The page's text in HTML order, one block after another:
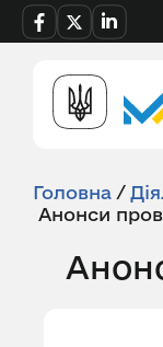
Головна /
Анонси